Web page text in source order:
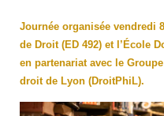
Journée organisée vendredi
de Droit (ED 492) et l’École
en partenariat avec le
droit de Lyon (DroitPhiL).